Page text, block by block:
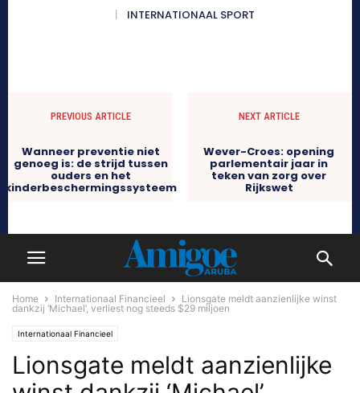
INTERNATIONAAL SPORT
PREVIOUS ARTICLE
Wanneer preventie niet
genoeg is: de strijd tussen
ouders en het
kinderbeschermingssysteem
NEXT ARTICLE
Wever-Croes: opening
parlementair jaar in
teken van zorg over
Rijkswet